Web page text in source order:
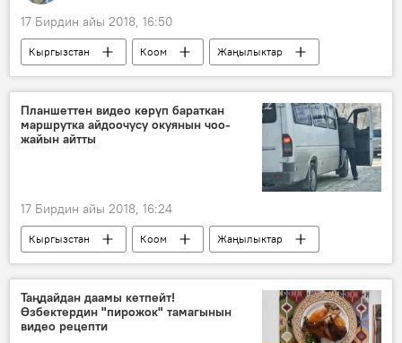
17 Бирдин айы 2018, 16:50
Кыргызстан Коом
Жаңылыктар
Саясат
Алмазбек Эргешов
маараке
Планшеттен видео көрүп бараткан
маршрутка айдоочусу окуянын чоо-
жайын айтты
17 Бирдин айы 2018, 16:24
Кыргызстан Коом
Жаңылыктар
маршрутка
айдоочу жүргүнчү
Таңдайдан даамы кетпейт!
Өзбектердин "пирожок" тамагынын
видео рецепти